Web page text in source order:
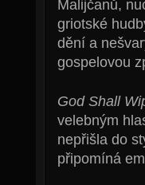
Malijčanů,
griotské
dění a
gospelovou
God Shall
velebným
nepřišla do
připomíná